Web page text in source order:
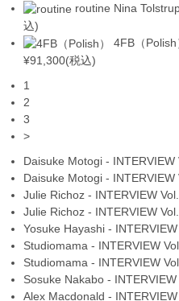
routine Nina
込)
4FB（Polish
¥91,300(税込)
1
2
3
>
Daisuke Motogi - INTERVIEW
Daisuke Motogi - INTERVIEW
Julie Richoz - INTERVIEW
Julie Richoz - INTERVIEW
Yosuke Hayashi - INTERVIEW
Studiomama - INTERVIEW
Studiomama - INTERVIEW
Sosuke Nakabo - INTERVIEW
Alex Macdonald - INTERVIEW